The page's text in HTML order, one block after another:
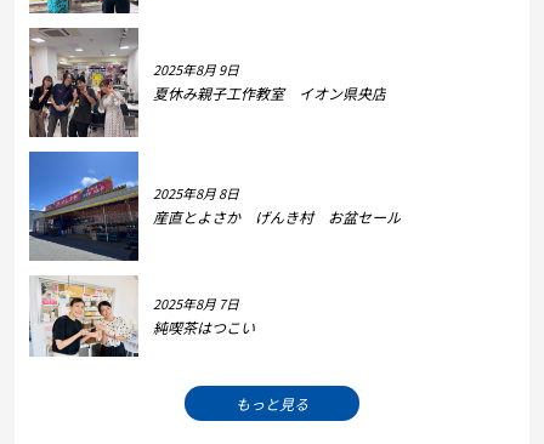
2025年8月 9日
夏休み親子工作教室 イオン県央店
2025年8月 8日
産直とよさか げんき村 お盆セール
2025年8月 7日
純喫茶はつこい
もっと見る